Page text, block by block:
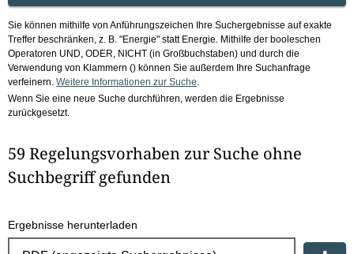
Sie können mithilfe von Anführungszeichen Ihre Suchergebnisse auf exakte
Treffer beschränken, z. B. "Energie" statt Energie. Mithilfe der booleschen
Operatoren UND, ODER, NICHT (in Großbuchstaben) und durch die
Verwendung von Klammern () können Sie außerdem Ihre Suchanfrage
verfeinern. Weitere Informationen zur Suche
Wenn Sie eine neue Suche durchführen, werden die Ergebnisse
zurückgesetzt.
59 Regelungsvorhaben zur Suche ohne
Suchbegriff gefunden
Ergebnisse herunterladen